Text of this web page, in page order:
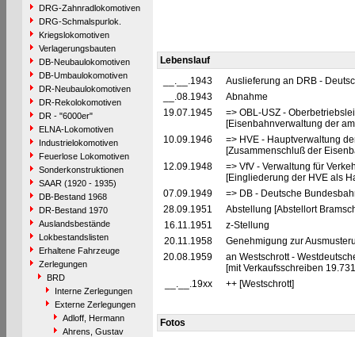
DRG-Zahnradlokomotiven
DRG-Schmalspurlok.
Kriegslokomotiven
Verlagerungsbauten
DB-Neubaulokomotiven
DB-Umbaulokomotiven
DR-Neubaulokomotiven
DR-Rekolokomotiven
DR - "6000er"
ELNA-Lokomotiven
Industrielokomotiven
Feuerlose Lokomotiven
Sonderkonstruktionen
SAAR (1920 - 1935)
DB-Bestand 1968
DR-Bestand 1970
Auslandsbestände
Lokbestandslisten
Erhaltene Fahrzeuge
Zerlegungen
BRD
Interne Zerlegungen
Externe Zerlegungen
Adloff, Hermann
Ahrens, Gustav
Lebenslauf
__.__.1943
Auslieferung an DRB -
__.08.1943
Abnahme
19.07.1945
=> OBL-USZ -
[Eisenbahnverwaltung der
10.09.1946
=> HVE - Hauptverwaltung
[Zusammenschluß der
12.09.1948
=> VfV - Verwaltung für
[Eingliederung der HVE als
07.09.1949
=> DB - Deutsche
28.09.1951
Abstellung [Abstellort
16.11.1951
z-Stellung
20.11.1958
Genehmigung zur
20.08.1959
an Westschrott -
[mit Verkaufsschreiben
__.__.19xx
++ [Westschrott]
Fotos